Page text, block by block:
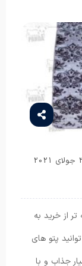
از خرید به
پتو های
جذاب و با